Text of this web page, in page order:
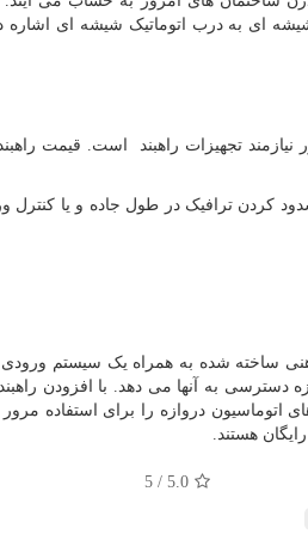
ای به درب اتوماتیک شیشه ای اشاره
تجهیزات راهبند است. قیمت
کردن ترافیک در طول جاده و یا
آهنی ساخته شده به همراه یک سیستم
دسترسی به آنها می دهد. با افزودن
دروازه را برای استفاده مرور
هستند.
5.0
/
5